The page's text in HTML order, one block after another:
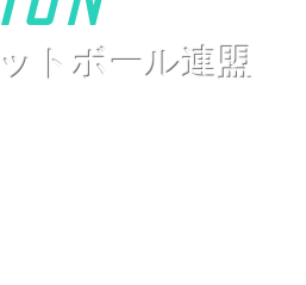
トボール連盟